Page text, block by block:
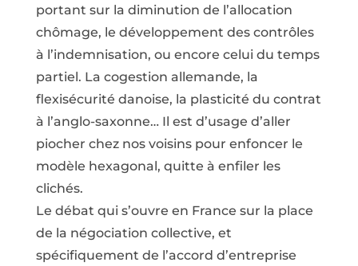
portant sur la diminution de l’allocation
chômage, le développement des contrôles
à l’indemnisation, ou encore celui du temps
partiel. La cogestion allemande, la
flexisécurité danoise, la plasticité du contrat
à l’anglo-saxonne… Il est d’usage d’aller
piocher chez nos voisins pour enfoncer le
modèle hexagonal, quitte à enfiler les
clichés.
Le débat qui s’ouvre en France sur la place
de la négociation collective, et
spécifiquement de l’accord d’entreprise